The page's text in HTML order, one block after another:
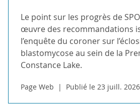
Le point sur les progrès de
œuvre des recommandations
l’enquête du coroner sur
blastomycose au sein de la
Constance Lake.
Page Web Publié le 23 juill. 2026